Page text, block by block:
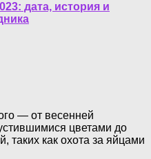
дата, история и
— от весенней
цветами до
таких как охота за яйцами